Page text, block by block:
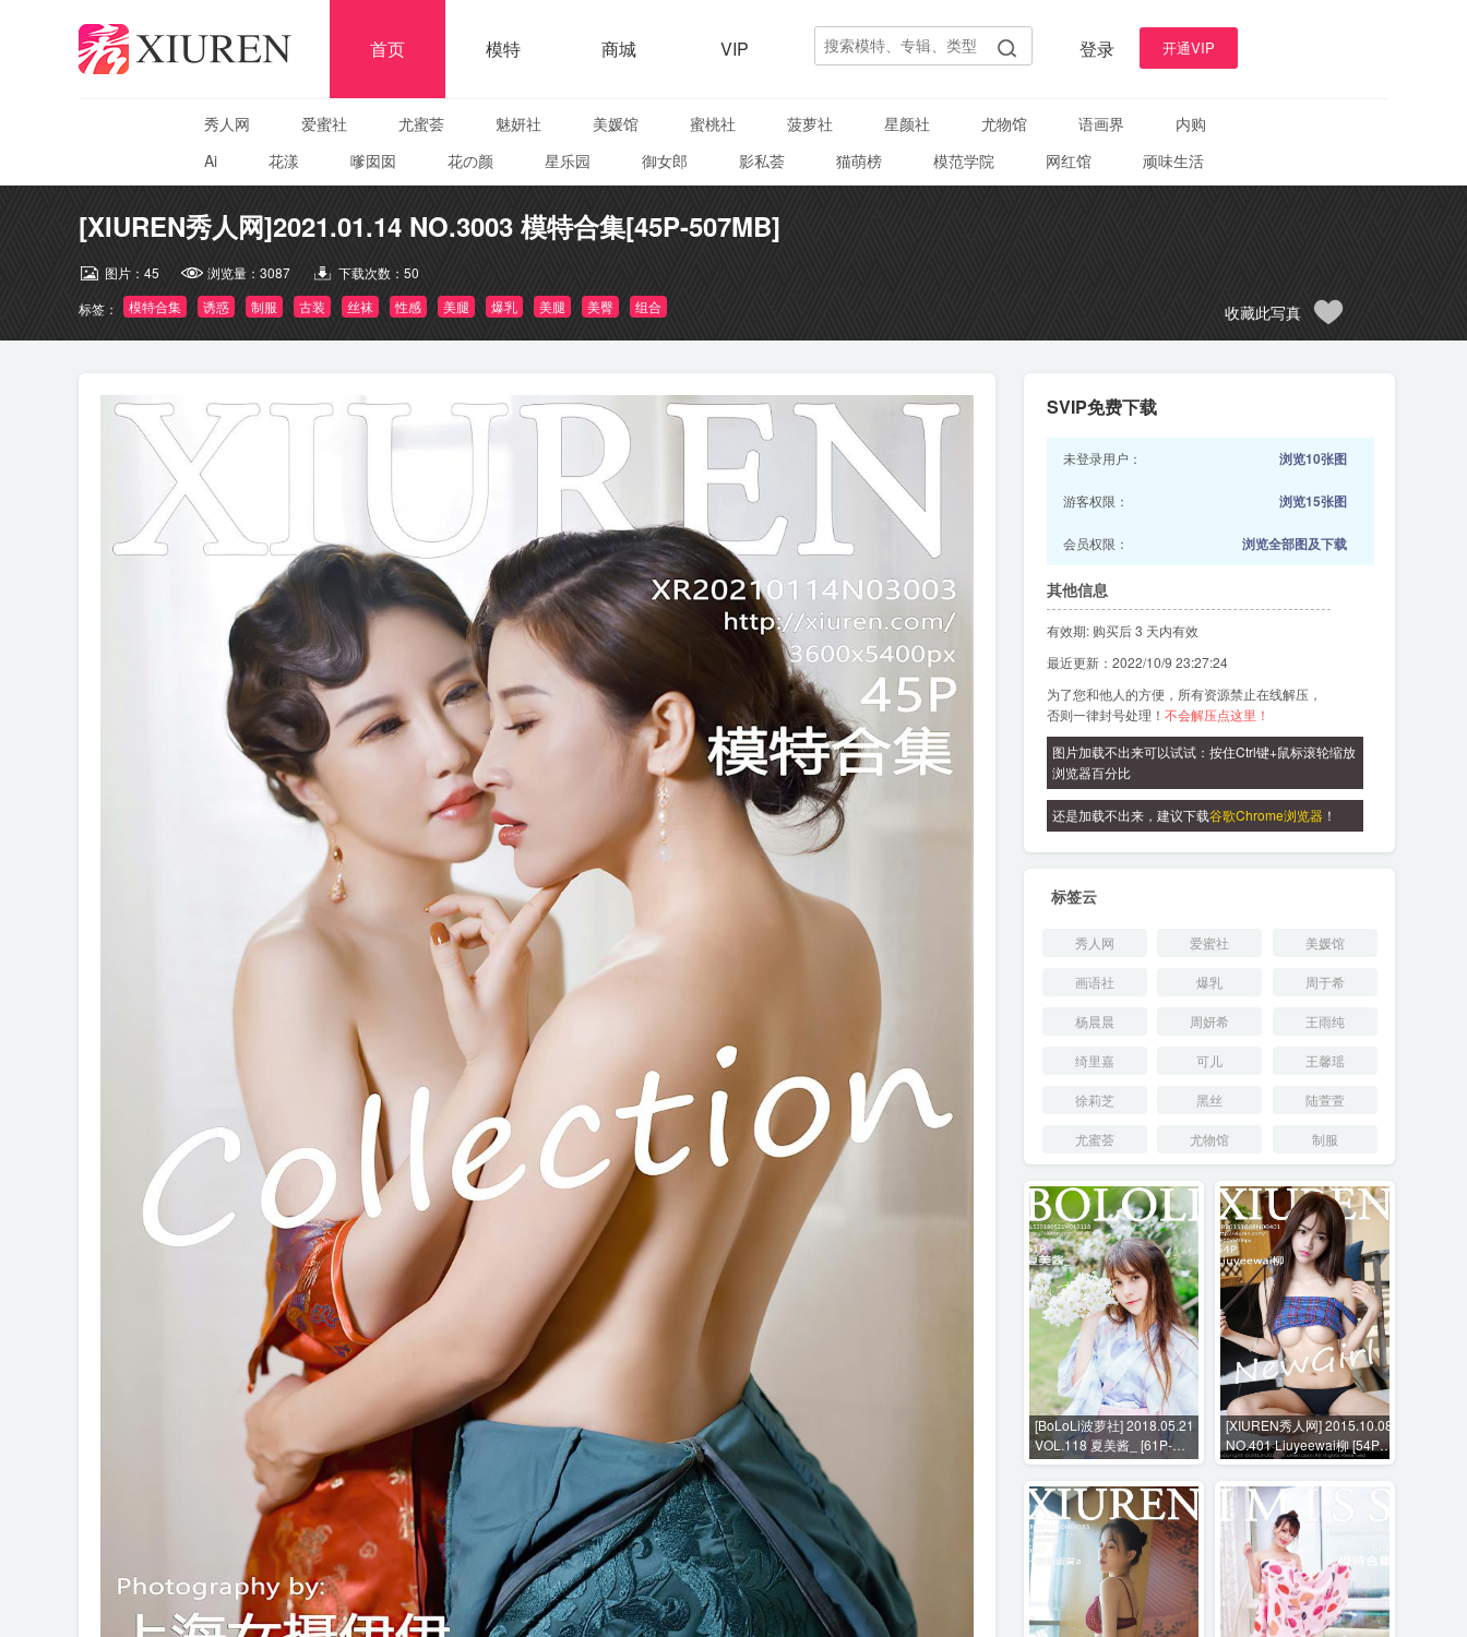
首页 模特 商城 VIP 登录 开通VIP
秀人网 爱蜜社 尤蜜荟 魅妍社 美媛馆 蜜桃社 菠萝社 星颜社 尤物馆 语画界
内购
Ai
花漾 嗲囡囡 花の颜 星乐园 御女郎 影私荟 猫萌榜 模范学院 网红馆 顽味生活
[XIUREN秀人网]2021.01.14 NO.3003 模特合集[45P-507MB]
图片： 45 浏览量： 3087 下载次数： 50
标签：
模特合集 诱惑 制服 古装 丝袜 性感 美腿 爆乳 美腿 美臀 组合 收藏此写真
SVIP免费下载
未登录用户： 浏览10张图
游客权限： 浏览15张图
会员权限： 浏览全部图及下载
其他信息
有效期: 购买后 3 天内有效
最近更新：2022/10/9 23:27:24
为了您和他人的方便，所有资源禁止在线解压，
否则一律封号处理！ 不会解压点这里！
图片加载不出来可以试试：按住Ctrl键+鼠标滚轮缩放
浏览器百分比
还是加载不出来，建议下载谷歌Chrome浏览器 ！
标签云
秀人网 爱蜜社 美媛馆
画语社 爆乳 周于希
杨晨晨 周妍希 王雨纯
绮里嘉 可儿 王馨瑶
徐莉芝 黑丝 陆萱萱
尤蜜荟 尤物馆 制服
[BoLoLi波萝社] 2018.05.21
VOL.118 夏美酱_ [61P-
118MB]
[XIUREN秀人网] 2015.10.08
NO.401 Liuyeewai柳 [54P-
499MB]